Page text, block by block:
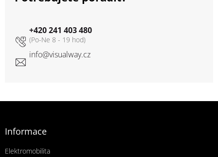
info@visualway.cz
+420 241 403 480
Zápatí
Informace
Elektromobilita